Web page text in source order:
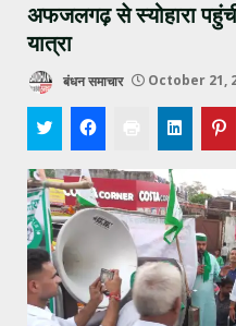
अफजलगढ़ से स्योहारा
यात्रा
बंधन समाचार October 21,